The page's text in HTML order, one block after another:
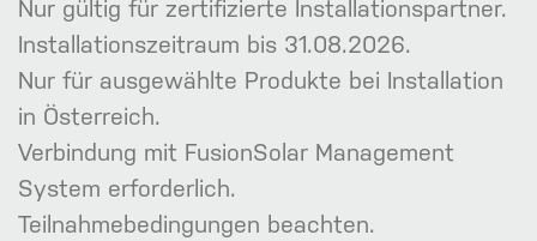
Nur gültig für zertifizierte Installationspartner.
Installationszeitraum bis 31.08.2026.
Nur für ausgewählte Produkte bei Installation
in Österreich.
Verbindung mit FusionSolar Management
System erforderlich.
Teilnahmebedingungen beachten.